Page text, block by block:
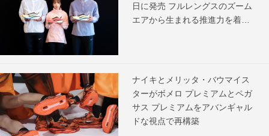
日に発売 フルレングスのズーム
エアから生まれる推進力を着用
ナイキとメリッタ・バウマイス
ターがボメロ プレミアムとペガ
サス プレミアムをアバンギャル
ドな視点で再構築